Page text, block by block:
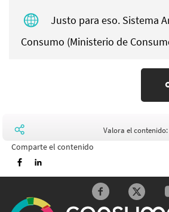
Justo para eso. Sistema
Consumo (Ministerio de
Comparte el contenido
Valora el contenido:
Imprimir
Redes sociales y Feeds